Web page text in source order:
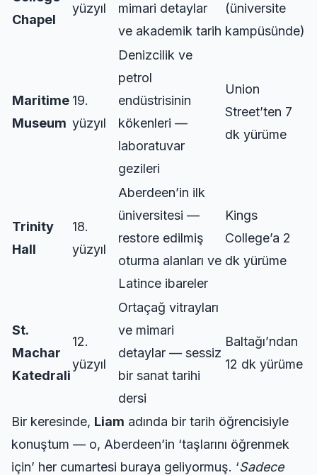
Chapel
yüzyıl
mimari detaylar
ve akademik tarih
(üniversite
kampüsünde)
Maritime
Museum
19.
yüzyıl
Denizcilik ve
petrol
endüstrisinin
kökenleri —
laboratuvar
gezileri
Union
Street’ten 7
dk yürüme
Trinity
Hall
18.
yüzyıl
Aberdeen’in ilk
üniversitesi —
restore edilmiş
oturma alanları ve
Latince ibareler
Kings
College’a 2
dk yürüme
St.
Machar
Katedrali
12.
yüzyıl
Ortaçağ vitrayları
ve mimari
detaylar — sessiz
bir sanat tarihi
dersi
Baltağı’ndan
12 dk yürüme
Bir keresinde, Liam adında bir tarih öğrencisiyle
konuştum — o, Aberdeen’in ‘taşlarını öğrenmek
için’ her cumartesi buraya geliyormuş. ‘Sadece